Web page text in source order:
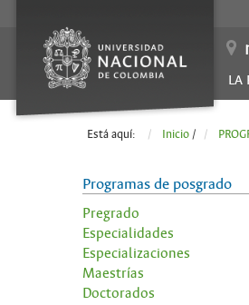
LA
Está aquí: Inicio /
Programas de posgrado
Pregrado
Especialidades
Especializaciones
Maestrías
Doctorados